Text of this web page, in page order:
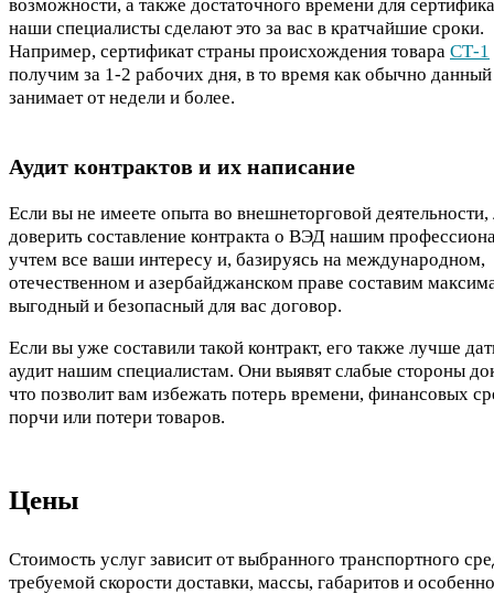
возможности, а также достаточного времени для
наши специалисты сделают это за вас в кратчайшие сроки.
Например, сертификат страны происхождения товара СТ-1
получим за 1-2 рабочих дня, в то время как обычно
занимает от недели и более.
Аудит контрактов и их написание
Если вы не имеете опыта во внешнеторговой
доверить составление контракта о ВЭД нашим
учтем все ваши интересу и, базируясь на международном,
отечественном и азербайджанском праве составим
выгодный и безопасный для вас договор.
Если вы уже составили такой контракт, его также лучше
аудит нашим специалистам. Они выявят слабые стороны
что позволит вам избежать потерь времени, финансовых
порчи или потери товаров.
Цены
Стоимость услуг зависит от выбранного транспортного
требуемой скорости доставки, массы, габаритов и